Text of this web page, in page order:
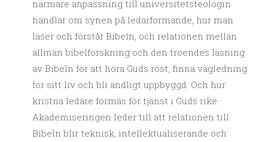
närmare anpassning till universitetsteologin
handlar om synen på ledarformande, hur man
läser och förstår Bibeln, och relationen mellan
allmän bibelforskning och den troendes läsning
av Bibeln för att höra Guds röst, finna vägledning
för sitt liv och bli andligt uppbyggd. Och hur
kristna ledare formas för tjänst i Guds rike.
Akademiseringen leder till att relationen till
Bibeln blir teknisk, intellektualiserande och